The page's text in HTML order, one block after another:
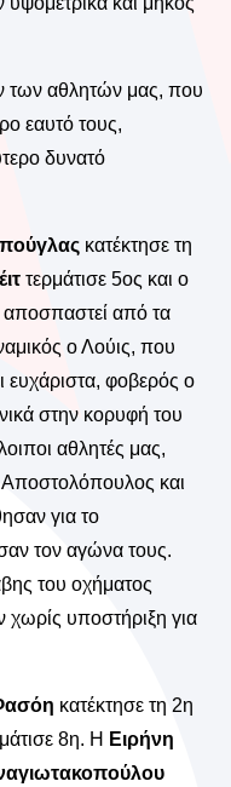
των αθλητών μας, που
εαυτό τους,
δυνατό
κατέκτησε τη
τερμάτισε 5ος και ο
αποσπαστεί από τα
ο Λούις, που
ευχάριστα, φοβερός ο
στην κορυφή του
αθλητές μας,
και
για το
τον αγώνα τους.
του οχήματος
χωρίς υποστήριξη για
κατέκτησε τη 2η
8η. Η Ειρήνη